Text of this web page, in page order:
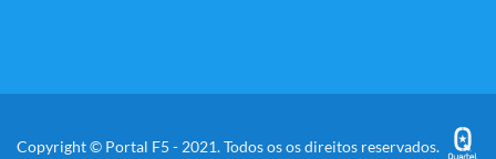
Copyright © Portal F5 - 2021. Todos os os direitos reservados.